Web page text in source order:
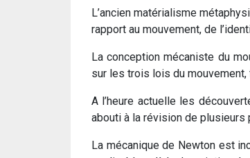
L’ancien matérialisme
rapport au mouvement, de
La conception mécaniste du
sur les trois lois du
A l’heure actuelle les
abouti à la révision de plusieurs
La mécanique de Newton est